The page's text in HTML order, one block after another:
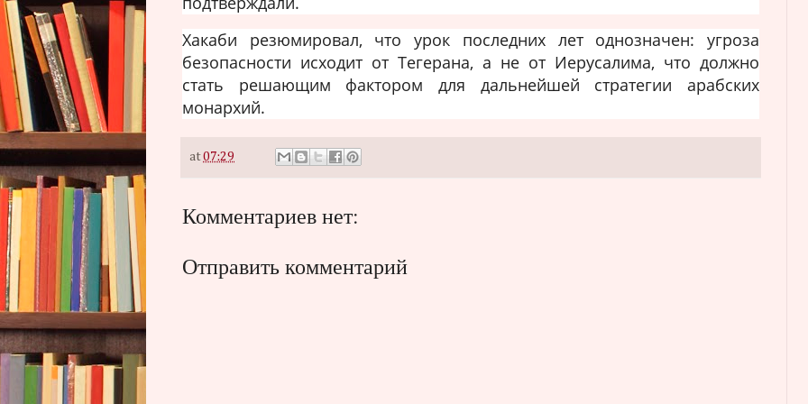
Хакаби резюмировал, что урок последних лет однозначен: угроза
безопасности исходит от Тегерана, а не от Иерусалима, что должно
стать решающим фактором для дальнейшей стратегии арабских
монархий.
at07:29
Комментариев нет:
Отправить комментарий